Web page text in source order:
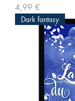
Prix
4,99 €
Dark fantasy